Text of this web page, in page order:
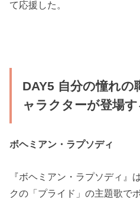
て応援した。
DAY5 自分の憧れの
ャラクターが登場
ボヘミアン・ラプソディ
『ボヘミアン・ラプソディ』
クの「プライド」の主題歌で